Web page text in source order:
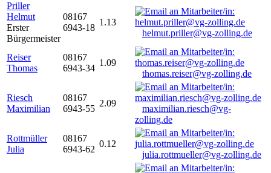
Priller
Helmut
Erster
Bürgermeister
08167
6943-18
1.13
helmut.priller@vg-zolling.de
Reiser
Thomas
08167
6943-34
1.09
thomas.reiser@vg-zolling.de
Riesch
Maximilian
08167
6943-55
2.09
maximilian.riesch@vg-
zolling.de
Rottmüller
Julia
08167
6943-62
0.12
julia.rottmueller@vg-zolling.de